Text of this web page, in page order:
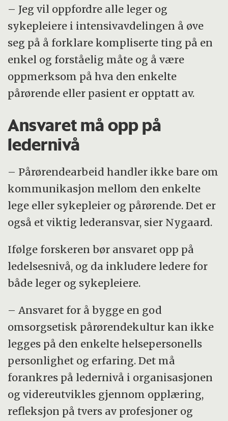
– Jeg vil oppfordre alle leger og
sykepleiere i intensivavdelingen å øve
seg på å forklare kompliserte ting på en
enkel og forståelig måte og å være
oppmerksom på hva den enkelte
pårørende eller pasient er opptatt av.
Ansvaret må opp på
ledernivå
– Pårørendearbeid handler ikke bare om
kommunikasjon mellom den enkelte
lege eller sykepleier og pårørende. Det er
også et viktig lederansvar, sier Nygaard.
Ifølge forskeren bør ansvaret opp på
ledelsesnivå, og da inkludere ledere for
både leger og sykepleiere.
– Ansvaret for å bygge en god
omsorgsetisk pårørendekultur kan ikke
legges på den enkelte helsepersonells
personlighet og erfaring. Det må
forankres på ledernivå i organisasjonen
og videreutvikles gjennom opplæring,
refleksjon på tvers av profesjoner og